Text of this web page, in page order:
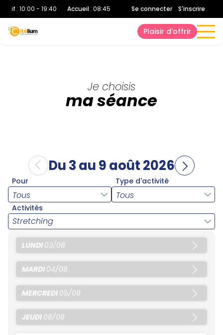
:10:00 - 19:40 Accueil:08:45 - 20:00 | Bien-Être :10:00 - 19:40
Se connecter S'inscrire
Plaisir d'offrir
Je choisis
ma séance
Du 3 au 9 août 2026
Pour Type d'activité
Activités
Stretching
LUNDI 03/08
MARDI 04/08
MERCREDI 05/08
JEUDI 06/08